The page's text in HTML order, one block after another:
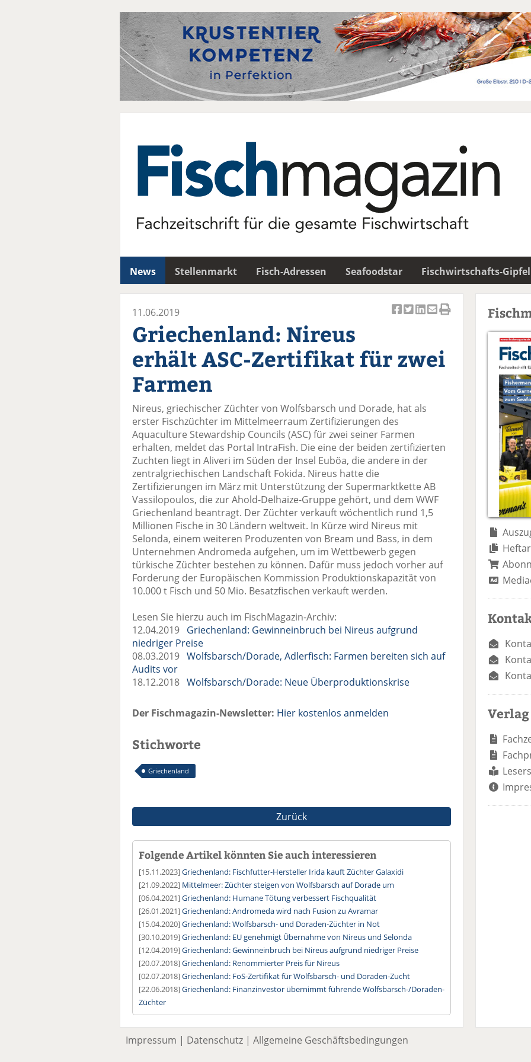
News Stellenmarkt Fisch-Adressen Seafoodstar Fischwirtschafts-Gipfel
el
ac
e
b
o
o
k
te
il
e
n
el
er
el
Li
n
di
n
il
e
n
el
v
n
d
e
k
el
11.06.2019
Griechenland: Nireus
erhält ASC-Zertifikat für zwei
Farmen
Nireus, griechischer Züchter von Wolfsbarsch und Dorade, hat als
erster Fischzüchter im Mittelmeerraum Zertifizierungen des
Aquaculture Stewardship Councils (ASC) für zwei seiner Farmen
erhalten, meldet das Portal IntraFish. Die eine der beiden zertifizierten
Zuchten liegt in Aliveri im Süden der Insel Euböa, die andere in der
zentralgriechischen Landschaft Fokida. Nireus hatte die
Zertifizierungen im März mit Unterstützung der Supermarktkette AB
Vassilopoulos, die zur Ahold-Delhaize-Gruppe gehört, und dem WWF
Griechenland beantragt. Der Züchter verkauft wöchentlich rund 1,5
Millionen Fische in 30 Ländern weltweit. In Kürze wird Nireus mit
Selonda, einem weiteren Produzenten von Bream und Bass, in dem
Unternehmen Andromeda aufgehen, um im Wettbewerb gegen
türkische Züchter bestehen zu können. Dafür muss jedoch vorher auf
Forderung der Europäischen Kommission Produktionskapazität von
10.000 t Fisch und 50 Mio. Besatzfischen verkauft werden.
Lesen Sie hierzu auch im FischMagazin-Archiv:
12.04.2019 Griechenland: Gewinneinbruch bei Nireus aufgrund
niedriger Preise
08.03.2019 Wolfsbarsch/Dorade, Adlerfisch: Farmen bereiten sich auf
Audits vor
18.12.2018 Wolfsbarsch/Dorade: Neue Überproduktionskrise
Der Fischmagazin-Newsletter: Hier kostenlos anmelden
Stichworte
Griechenland
Zurück
Folgende Artikel könnten Sie auch interessieren
[15.11.2023]Griechenland: Fischfutter-Hersteller Irida kauft Züchter Galaxidi
[21.09.2022] Mittelmeer: Züchter steigen von Wolfsbarsch auf Dorade um
[06.04.2021]Griechenland: Humane Tötung verbessert Fischqualität
[26.01.2021]Griechenland: Andromeda wird nach Fusion zu Avramar
[15.04.2020]Griechenland: Wolfsbarsch- und Doraden-Züchter in Not
[30.10.2019]Griechenland: EU genehmigt Übernahme von Nireus und Selonda
[12.04.2019]Griechenland: Gewinneinbruch bei Nireus aufgrund niedriger Preise
[20.07.2018]Griechenland: Renommierter Preis für Nireus
[02.07.2018]Griechenland: FoS-Zertifikat für Wolfsbarsch- und Doraden-Zucht
[22.06.2018]Griechenland: Finanzinvestor übernimmt führende Wolfsbarsch-/Doraden-
Züchter
Verlag
Impressum | Datenschutz | Allgemeine Geschäftsbedingungen